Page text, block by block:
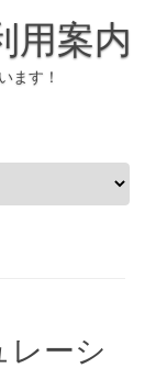
用案内
ます！
レーシ